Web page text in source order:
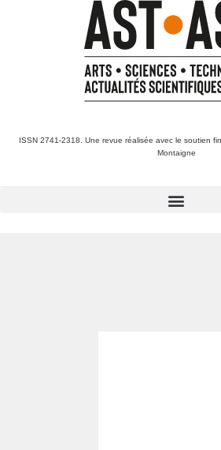
ISSN 2741-2318. Une revue réalisée avec le soutien
Montaigne